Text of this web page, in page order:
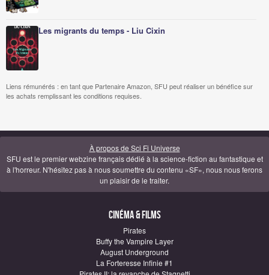
Les migrants du temps - Liu Cixin
Liens rémunérés : en tant que Partenaire Amazon, SFU peut réaliser un bénéfice sur
les achats remplissant les conditions requises.
À propos de Sci Fi Universe
SFU est le premier webzine français dédié à la science-fiction au fantastique et
à l'horreur. N'hésitez pas à nous soumettre du contenu «SF», nous nous ferons
un plaisir de le traiter.
Cinéma & Films
Pirates
Buffy the Vampire Layer
August Underground
La Forteresse Infinie #1